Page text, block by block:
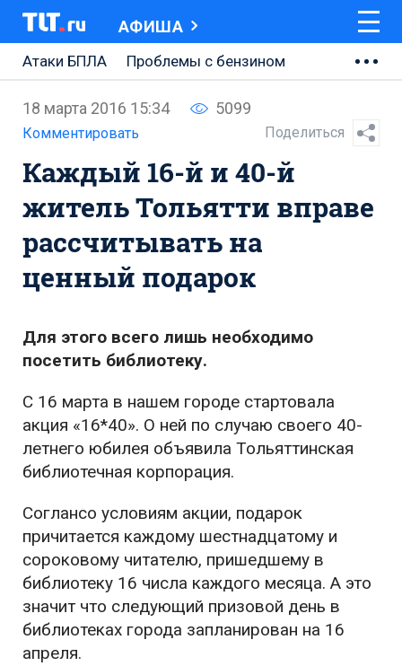
АФИША
Атаки БПЛА
Проблемы с бензином
Ремонт Центральной площади
Ремонт Обводного шоссе
Набережная Тольятти
Неделя Тольятти
18 марта 2016 15:34 5099
Комментировать Поделиться
Каждый 16-й и 40-й
житель Тольятти вправе
рассчитывать на
ценный подарок
Для этого всего лишь необходимо
посетить библиотеку.
С 16 марта в нашем городе стартовала
акция «16*40». О ней по случаю своего 40-
летнего юбилея объявила Тольяттинская
библиотечная корпорация.
Соглансо условиям акции, подарок
причитается каждому шестнадцатому и
сороковому читателю, пришедшему в
библиотеку 16 числа каждого месяца. А это
значит что следующий призовой день в
библиотеках города запланирован на 16
апреля.